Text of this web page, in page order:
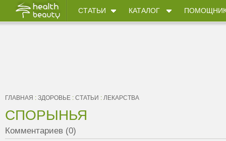
СТАТЬИ КАТАЛОГ
ГЛАВНАЯ : ЗДОРОВЬЕ : СТАТЬИ : ЛЕКАРСТВА
СПОРЫНЬЯ
Комментариев (0)